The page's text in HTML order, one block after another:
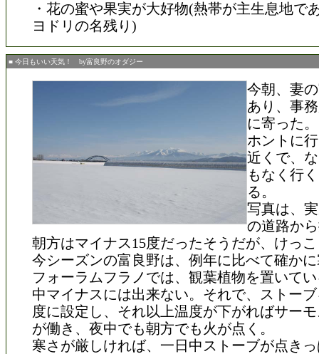
・花の蜜や果実が大好物(熱帯が主生息地で
ヨドリの名残り)
■ 今日もいい天気！ by富良野のオダジー
今朝、妻
あり、事
に寄った。
ホントに
近くで、
もなく行
る。
写真は、
の道路か
朝方はマイナス15度だったそうだが、けっ
今シーズンの富良野は、例年に比べて確か
フォーラムフラノでは、観葉植物を置いて
中マイナスには出来ない。それで、ストー
度に設定し、それ以上温度が下がればサー
が働き、夜中でも朝方でも火が点く。
寒さが厳しければ、一日中ストーブが点き